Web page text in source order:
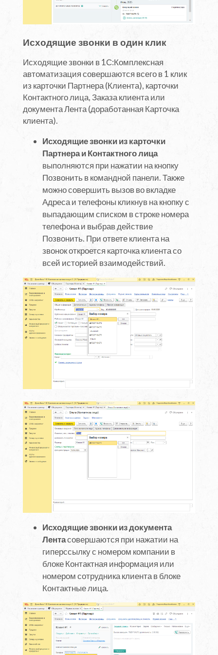
Исходящие звонки в один клик
Исходящие звонки в 1С:Комплексная
автоматизация совершаются всего в 1 клик
из карточки Партнера (Клиента), карточки
Контактного лица, Заказа клиента или
документа Лента (доработанная Карточка
клиента).
Исходящие звонки из карточки
Партнера и Контактного лица
выполняются при нажатии на кнопку
Позвонить в командной панели. Также
можно совершить вызов во вкладке
Адреса и телефоны кликнув на кнопку с
выпадающим списком в строке номера
телефона и выбрав действие
Позвонить. При ответе клиента на
звонок откроется карточка клиента со
всей историей взаимодействий.
Исходящие звонки из документа
Лентасовершаются при нажатии на
гиперссылку с номером компании в
блоке Контактная информация или
номером сотрудника клиента в блоке
Контактные лица.